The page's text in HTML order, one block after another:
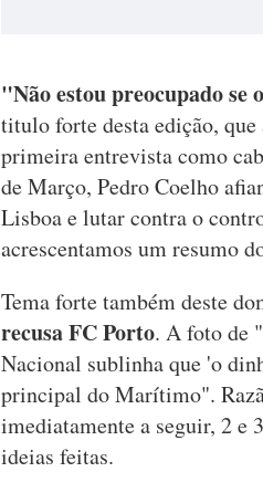
"Não estou preocupado se
titulo forte desta edição,
primeira entrevista como
de Março, Pedro Coelho
Lisboa e lutar contra o
acrescentamos um resumo
Tema forte também deste
recusa FC Porto. A foto de
Nacional sublinha que 'o
principal do Marítimo".
imediatamente a seguir, 2 e
ideias feitas.